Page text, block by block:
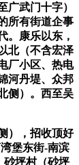
广武门十字）
所有街道企事
。康乐以东，
北（不含宏泽
厂小区、热电
河丹堤、众邦
侧）。西至吴
），招收顶好
堡东街-南滨
砂坪村（砂坪